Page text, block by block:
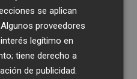
se aplican
proveedores
legítimo en
tiene derecho a
de publicidad